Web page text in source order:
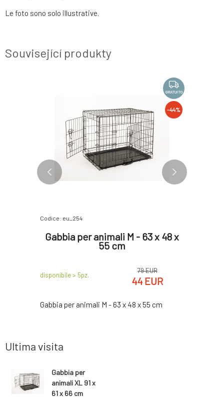
Le foto sono solo illustrative.
Související produkty
GRATUITO
-44%
Codice: eu_254
Gabbia per animali M - 63 x 48 x
55 cm
disponibile > 5pz.
79 EUR
44 EUR
Gabbia per animali M - 63 x 48 x 55 cm
Ultima visita
Gabbia per
animali XL 91 x
61 x 66 cm